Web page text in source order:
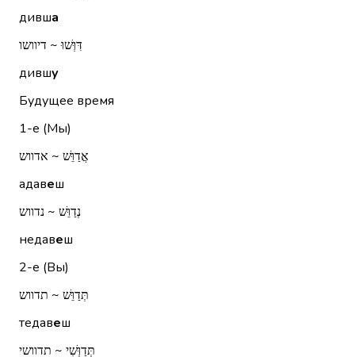
дивша
דִּוְּשׁוּ ~ דיוושו
дившу
Будущее время
1-е (Мы)
אֲדַוֵּשׁ ~ אדווש
адавеш
נְדַוֵּשׁ ~ נדווש
недавеш
2-е (Вы)
תְּדַוֵּשׁ ~ תדווש
тедавеш
תְּדַוְּשִׁי ~ תדוושי